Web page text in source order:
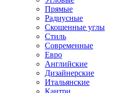
Прямые
Радиусные
Скошенные углы
Стиль
Современные
Евро
Английские
Дизайнерские
Итальянские
Кантри